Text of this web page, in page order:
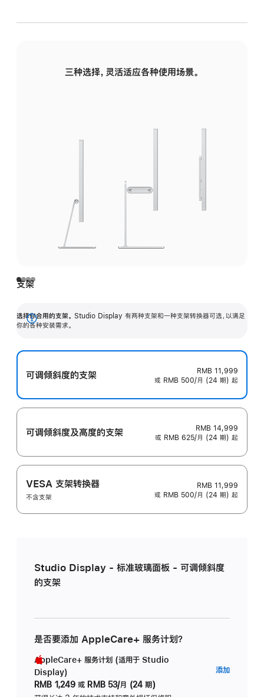
三种选择，灵活适应各种使用场景。
支架
选择你合用的支架。 Studio Display 有两种支架和一种支架转换器可选，以满足
你的各种安装需求。
展
可调倾斜度的支架
RMB 11,999
或 RMB 500/月 (24 期) 起
可调倾斜度及高‍度的支‍架
RMB 14,999
或 RMB 625/月 (24 期) 起
VESA 支架转换器
不含支架
RMB 11,999
或 RMB 500/月 (24 期) 起
Studio Display - 标准玻璃面板 - 可调倾斜度
的支架
是否要添加 AppleCare+ 服务计划？
AppleCare+ 服务计划 (适用于 Studio
Display)
RMB 1,249 或 RMB 53/月 (24 期)
添加